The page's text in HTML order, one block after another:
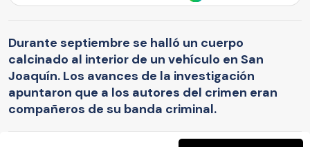
Durante septiembre se halló un cuerpo
calcinado al interior de un vehículo en San
Joaquín. Los avances de la investigación
apuntaron que a los autores del crimen eran
compañeros de su banda criminal.